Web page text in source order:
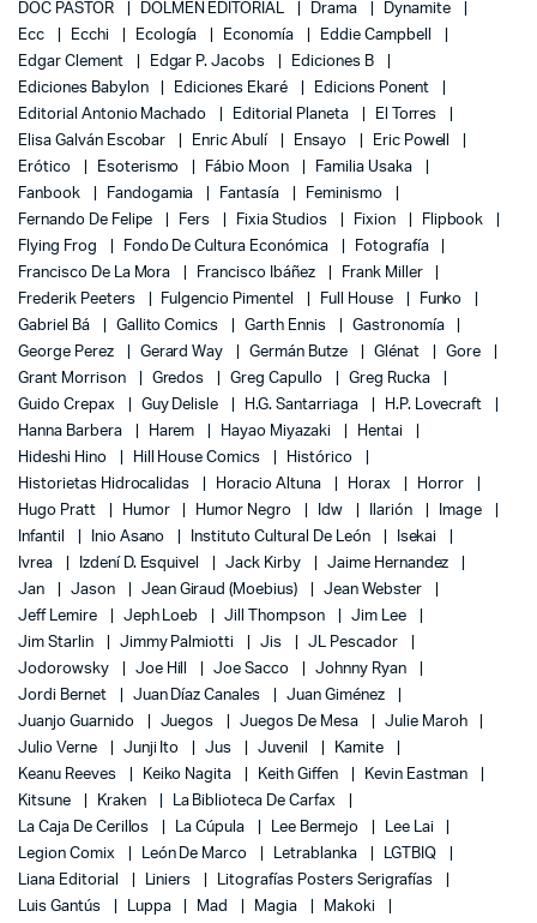
DOC PASTOR
DOLMEN EDITORIAL Drama
Dynamite
Ecc
Ecchi Ecología Economía
Eddie Campbell
Edgar Clement
Edgar P. Jacobs
Ediciones B
Ediciones Babylon
Ediciones Ekaré
Edicions Ponent
Editorial Antonio Machado
Editorial Planeta
El Torres
Elisa Galván Escobar
Enric Abulí Ensayo
Eric Powell
Erótico
Esoterismo Fábio Moon
Familia Usaka
Fanbook
Fandogamia Fantasía
Feminismo
Fernando De Felipe
Fers Fixia Studios Fixion
Flipbook
Flying Frog
Fondo De Cultura Económica
Fotografía
Francisco De La Mora
Francisco Ibáñez
Frank Miller
Frederik Peeters
Fulgencio Pimentel Full House
Funko
Gabriel Bá
Gallito Comics Garth Ennis
Gastronomía
George Perez
Gerard Way Germán Butze Glénat
Gore
Grant Morrison
Gredos Greg Capullo
Greg Rucka
Guido Crepax
Guy Delisle H.G. Santarriaga
H.P. Lovecraft
Hanna Barbera
Harem Hayao Miyazaki
Hentai
Hideshi Hino
Hill House Comics
Histórico
Historietas Hidrocalidas
Horacio Altuna Horax
Horror
Hugo Pratt
Humor Humor Negro Idw Ilarión
Image
Infantil
Inio Asano Instituto Cultural De León
Isekai
Ivrea
Izdení D. Esquivel Jack Kirby
Jaime Hernandez
Jan
Jason Jean Giraud (Moebius)
Jean Webster
Jeff Lemire
Jeph Loeb Jill Thompson
Jim Lee
Jim Starlin
Jimmy Palmiotti Jis
JL Pescador
Jodorowsky
Joe Hill Joe Sacco
Johnny Ryan
Jordi Bernet
Juan Díaz Canales
Juan Giménez
Juanjo Guarnido
Juegos Juegos De Mesa
Julie Maroh
Julio Verne
Junji Ito Jus Juvenil
Kamite
Keanu Reeves
Keiko Nagita Keith Giffen
Kevin Eastman
Kitsune
Kraken
La Biblioteca De Carfax
La Caja De Cerillos
La Cúpula Lee Bermejo
Lee Lai
Legion Comix
León De Marco Letrablanka
LGTBIQ
Liana Editorial
Liniers
Litografías Posters Serigrafías
Luis Gantús
Luppa Mad Magia
Makoki